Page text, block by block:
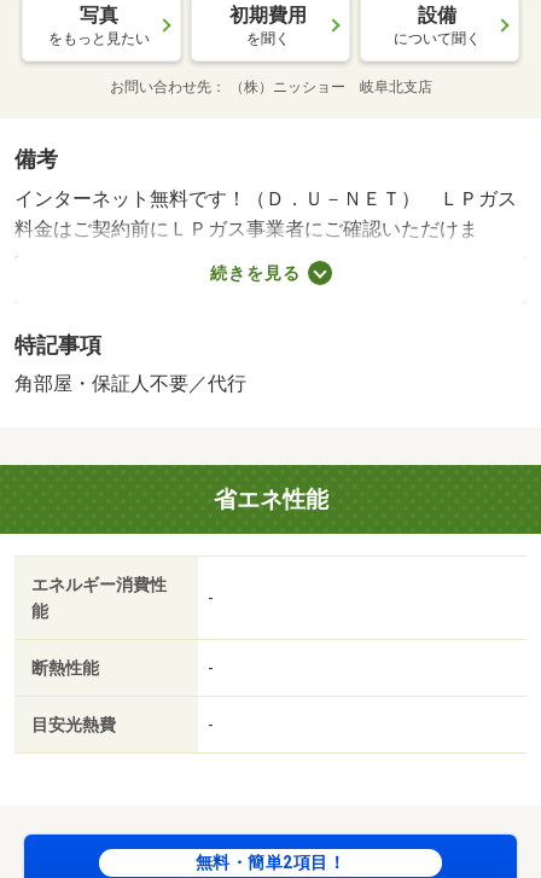
写真
をもっと見たい
初期費用
を聞く
設備
について聞く
お問い合わせ先 （株）ニッショー 岐阜北支店
備考
インターネット無料です！（Ｄ．Ｕ－ＮＥＴ） ＬＰガス
料金はご契約前にＬＰガス事業者にご確認いただけま
す。 ルームクリーニング料金に、エアコンクリーニング
費用を含みます。 本貸室の電気は、貸主から配給されま
加入要（イントラスト 機関保証加入必須。初回保証料３
５０００円、月額保証料賃料等総額の１％＋８００円／月
続きを見る
特記事項
角部屋・保証人不要／代行
省エネ性能
エネルギー消費性
能
-
断熱性能 -
目安光熱費 -
無料・簡単2項目！